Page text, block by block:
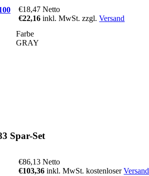
€18,47Netto
€22,16inkl. MwSt. zzgl.Versand
Farbe
GRAY
Spar-Set
€86,13Netto
€103,36inkl. MwSt. kostenloserVersand